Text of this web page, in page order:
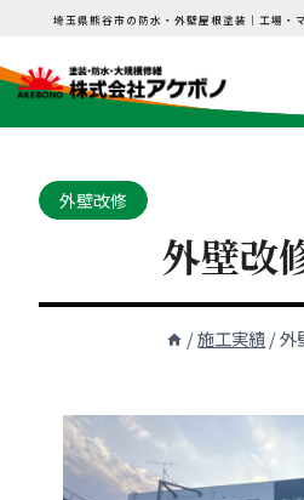
を
埼玉県熊谷市の防水・外壁屋根塗装｜工場・
外壁改修
外壁改
/施工実績/外